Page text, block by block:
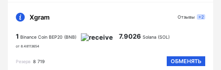
Xgram
1 Binance Coin BEP20 (BNB)
от 8.48113654
7.9026 Solana (SOL)
Резерв 8 719 ОБМЕНЯТЬ
Отзывы +2